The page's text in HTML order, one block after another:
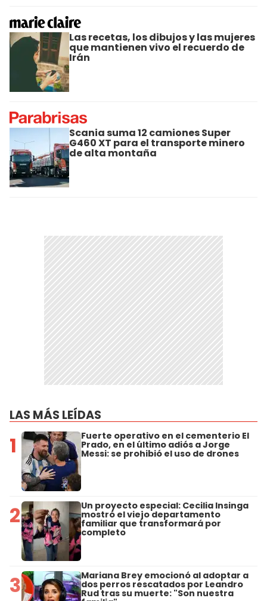
Las recetas, los dibujos y las mujeres
que mantienen vivo el recuerdo de
Irán
Scania suma 12 camiones Super
G460 XT para el transporte minero
de alta montaña
LAS MÁS LEÍDAS
1 Fuerte operativo en el cementerio El
Prado, en el último adiós a Jorge
Messi: se prohibió el uso de drones
2 Un proyecto especial: Cecilia Insinga
mostró el viejo departamento
familiar que transformará por
completo
3 Mariana Brey emocionó al adoptar a
dos perros rescatados por Leandro
Rud tras su muerte: "Son nuestra